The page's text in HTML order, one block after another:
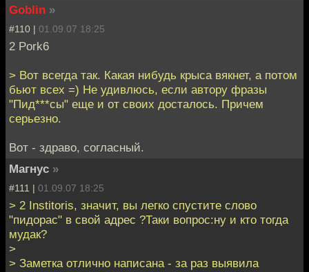
Goblin »
#110 | 01.09.07 18:25
2 Pork6
> Вот всегда так. Какая нибудь крыса вякнет, а потом
бьют всех =) Не удивлюсь, если автору фразы
"Пид***сы" еще и от своих досталось. Причем
серьезно.
Вот - здраво, согласный.
Магнус »
#111 | 01.09.07 18:25
> 2 Institoris, значит, вы легко спустите слово
"пидорас" в свой адрес ?Таки вопрос:ну и кто тогда
мудак?
>
> Заметка отлично написана - за раз выявила